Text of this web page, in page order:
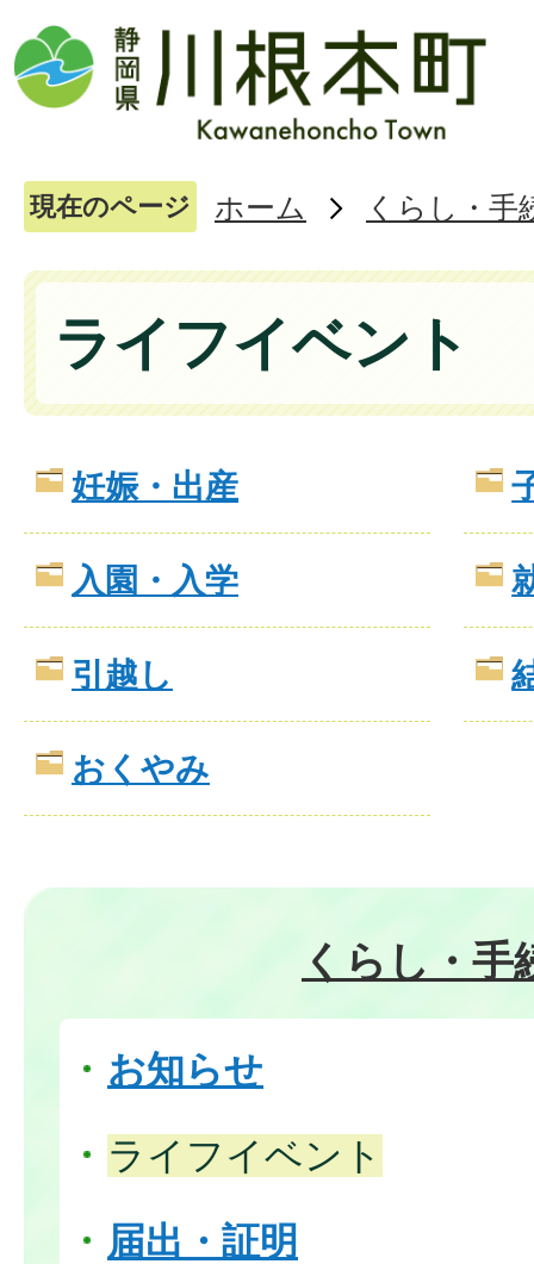
現在のページ ホーム くらし・手
ライフイベント
妊娠・出産
入園・入学
引越し
おくやみ
くらし・手
お知らせ
ライフイベント
届出・証明